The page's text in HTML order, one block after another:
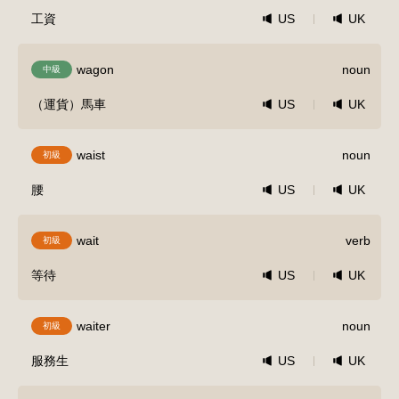
工資 US UK
中級 wagon noun
（運貨）馬車 US UK
初級 waist noun
腰 US UK
初級 wait verb
等待 US UK
初級 waiter noun
服務生 US UK